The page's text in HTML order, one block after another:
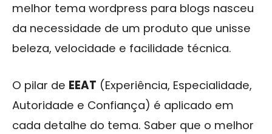
melhor tema wordpress para blogs nasceu
da necessidade de um produto que unisse
beleza, velocidade e facilidade técnica.
O pilar de EEAT (Experiência, Especialidade,
Autoridade e Confiança) é aplicado em
cada detalhe do tema. Saber que o melhor